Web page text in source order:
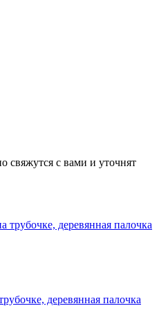
свяжутся с вами и уточнят
деревянная палочка